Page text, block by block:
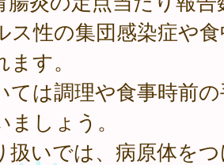
ス性の集団感染症や
す。
ては調理や食事時前
しょう。
扱いでは、病原体を